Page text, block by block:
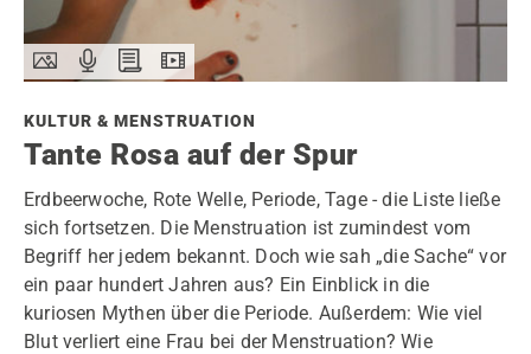
KULTUR & MENSTRUATION
Tante Rosa auf der Spur
Erdbeerwoche, Rote Welle, Periode, Tage - die Liste ließe
sich fortsetzen. Die Menstruation ist zumindest vom
Begriff her jedem bekannt. Doch wie sah „die Sache“ vor
ein paar hundert Jahren aus? Ein Einblick in die
kuriosen Mythen über die Periode. Außerdem: Wie viel
Blut verliert eine Frau bei der Menstruation? Wie